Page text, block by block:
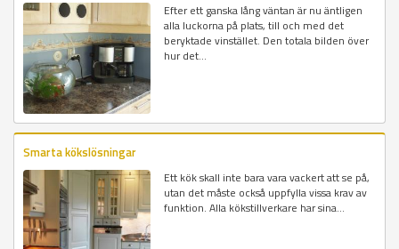
Efter ett ganska lång väntan är nu äntligen
alla luckorna på plats, till och med det
beryktade vinstället. Den totala bilden över
hur det...
Smarta kökslösningar
Ett kök skall inte bara vara vackert att se på,
utan det måste också uppfylla vissa krav av
funktion. Alla kökstillverkare har sina...